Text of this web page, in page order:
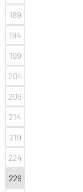
189
194
199
204
209
214
219
224
229